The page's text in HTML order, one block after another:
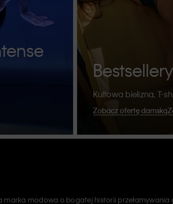
Bestsellery
Kultowa bielizna, T-
Zobacz ofertę damską
modowa o bogatej historii przełamywania